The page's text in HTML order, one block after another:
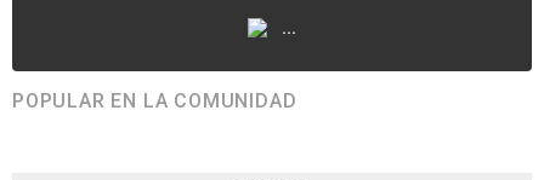
...
POPULAR EN LA COMUNIDAD